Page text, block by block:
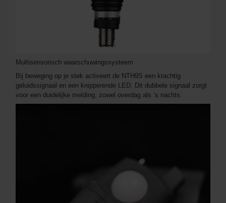
Multisensorisch waarschuwingssysteem
Bij beweging op je stek activeert de NTH9S een krachtig
geluidssignaal en een knipperende LED. Dit dubbele signaal zorgt
voor een duidelijke melding, zowel overdag als ’s nachts.